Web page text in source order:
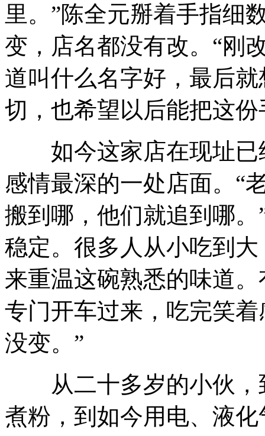
里。”陈全元掰着手指细
变，店名都没有改。“刚
道叫什么名字好，最后
切，也希望以后能把这
如今这家店在现址已
感情最深的一处店面。“
搬到哪，他们就追到哪
稳定。很多人从小吃到
来重温这碗熟悉的味道
专门开车过来，吃完笑
没变。”
从二十多岁的小伙，
煮粉，到如今用电、液